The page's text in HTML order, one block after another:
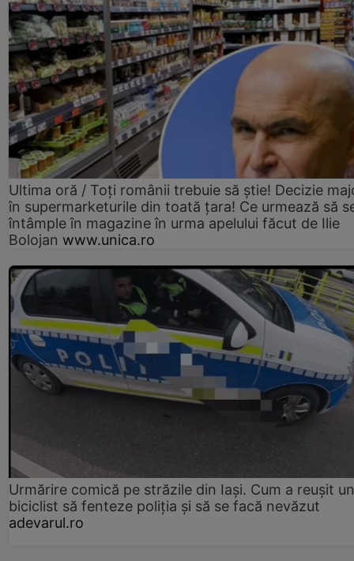
Ultima oră / Toți românii trebuie să știe! Decizie
în supermarketurile din toată țara! Ce urmează să
întâmple în magazine în urma apelului făcut de Ilie
Bolojan www.unica.ro
Urmărire comică pe străzile din Iași. Cum a reușit un
biciclist să fenteze poliția și să se facă nevăzut
adevarul.ro